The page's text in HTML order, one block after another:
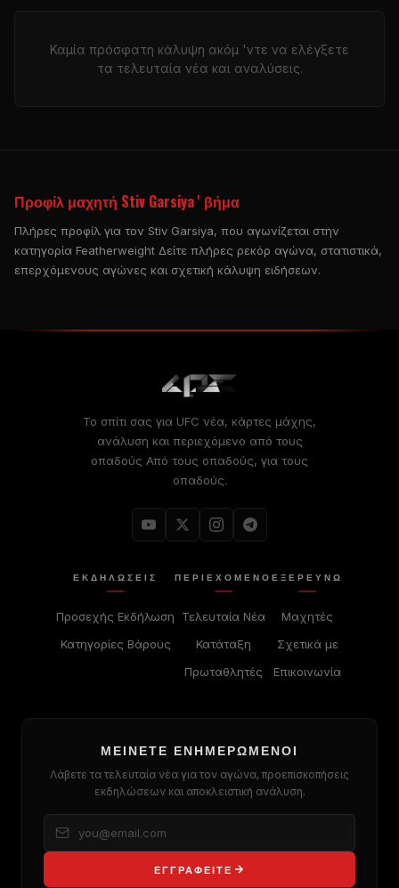
Καμία πρόσφατη κάλυψη ακόμ 'ντε να ελέγξετε
τα τελευταία νέα και αναλύσεις.
Προφίλ μαχητή Stiv Garsiya ' βήμα
Πλήρες προφίλ για τον Stiv Garsiya, που αγωνίζεται στην
κατηγορία Featherweight Δείτε πλήρες ρεκόρ αγώνα, στατιστικά,
επερχόμενους αγώνες και σχετική κάλυψη ειδήσεων.
Το σπίτι σας για UFC νέα, κάρτες μάχης,
ανάλυση και περιεχόμενο από τους
οπαδούς Από τους οπαδούς, για τους
οπαδούς.
ΕΚΔΗΛΏΣΕΙΣ
Προσεχής Εκδήλωση
Κατηγορίες Βάρους
ΠΕΡΙΕΧΌΜΕΝΟ
Τελευταία Νέα
Κατάταξη
Πρωταθλητές
ΕΞΕΡΕΥΝΏ
Μαχητές
Σχετικά με
Επικοινωνία
ΜΕΊΝΕΤΕ ΕΝΗΜΕΡΩΜΈΝΟΙ
Λάβετε τα τελευταία νέα για τον αγώνα, προεπισκοπήσεις
εκδηλώσεων και αποκλειστική ανάλυση.
ΕΓΓΡΑΦΕΊΤΕ